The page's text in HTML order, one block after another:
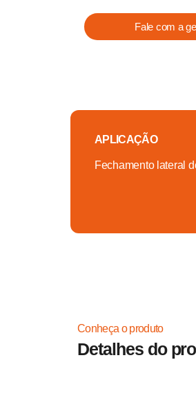
Fale com a
APLICAÇÃO
Fechamento lateral
Conheça o produto
Detalhes do